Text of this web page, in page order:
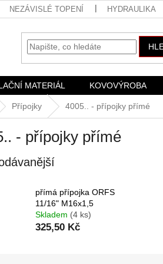
NEZÁVISLÉ TOPENÍ HYDRAULIKA
MATERIÁL KOVOVÝROBA
Přípojky 4005.. - přípojky přímé
- přípojky přímé
přímá přípojka ORFS
11/16" M16x1,5
Skladem (4 ks)
325,50 Kč